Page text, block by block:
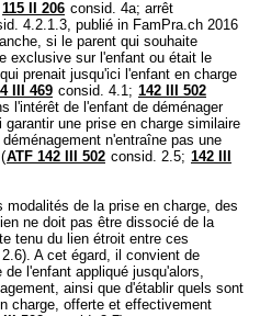
115 II 206 consid. 4a; arrêt
4.2.1.3, publié in FamPra.ch 2016
si le parent qui souhaite
exclusive sur l'enfant ou était le
prenait jusqu'ici l'enfant en charge
III 469 consid. 4.1; 142 III 502
l'intérêt de l'enfant de déménager
une prise en charge similaire
n'entraîne pas une
ATF 142 III 502 consid. 2.5; 142 III
modalités de la prise en charge, des
ne doit pas être dissocié de la
tenu du lien étroit entre ces
A cet égard, il convient de
l'enfant appliqué jusqu'alors,
ainsi que d'établir quels sont
charge, offerte et effectivement